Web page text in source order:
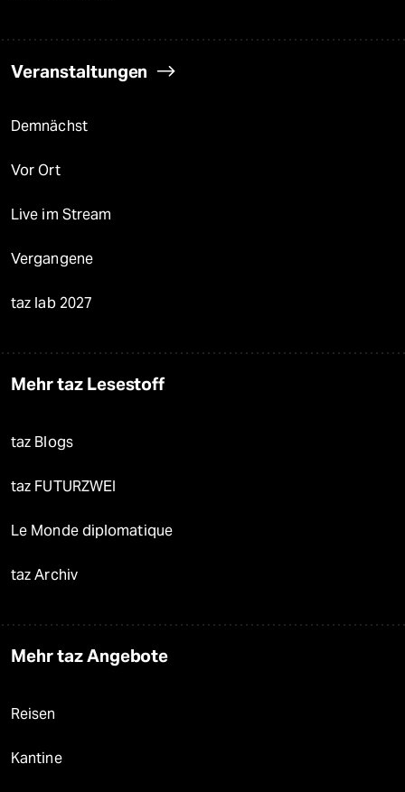
Veranstaltungen
Demnächst
Vor Ort
Live im Stream
Vergangene
taz lab 2027
Mehr taz Lesestoff
taz Blogs
taz FUTURZWEI
Le Monde diplomatique
taz Archiv
Mehr taz Angebote
Reisen
Kantine